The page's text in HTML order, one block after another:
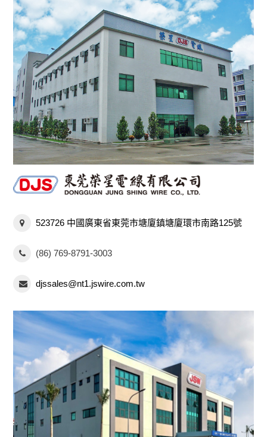
523726 中國廣東省東莞市塘廈鎮塘廈環市南路125號
(86) 769-8791-3003
djssales@nt1.jswire.com.tw